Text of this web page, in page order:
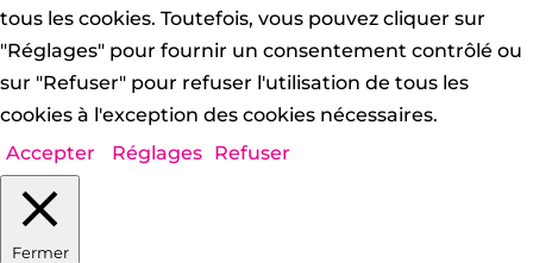
tous les cookies. Toutefois, vous pouvez cliquer sur
"Réglages" pour fournir un consentement contrôlé ou
sur "Refuser" pour refuser l'utilisation de tous les
cookies à l'exception des cookies nécessaires.
Accepter
Réglages Refuser
Fermer